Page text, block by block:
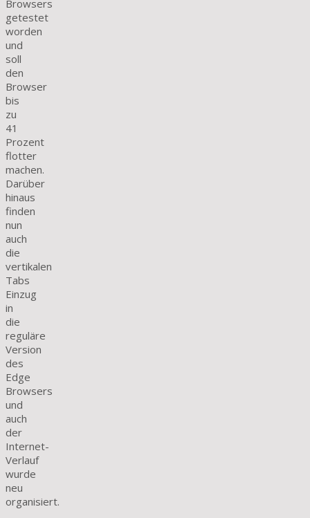
Browsers
getestet
worden
und
soll
den
Browser
bis
zu
41
Prozent
flotter
machen.
Darüber
hinaus
finden
nun
auch
die
vertikalen
Tabs
Einzug
in
die
reguläre
Version
des
Edge
Browsers
und
auch
der
Internet-
Verlauf
wurde
neu
organisiert.